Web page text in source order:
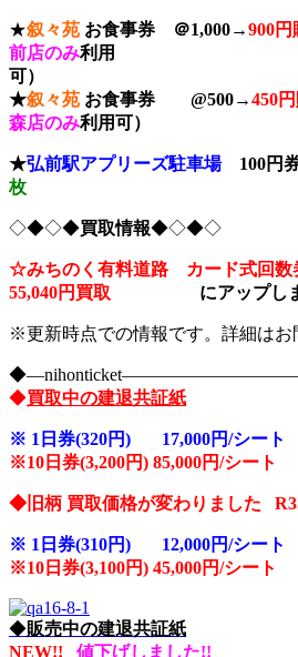
★叙々苑 お食事券 ＠1,000→900円
前店のみ利用
★叙々苑 お食事券 @500→450
森店のみ利用可）
★弘前駅アプリーズ駐車場 100円
枚
◇◆◇◆買取情報◆◇◆◇
☆みちのく有料道路 カード式回
55,040円買取 にアップし
※更新時点での情報です。詳細は
◆買取中の建退共証紙
※ 1日券(320円) 17,000円/シート
※10 日券(3,200円) 85,000円/シート
◆旧柄 買取価格が変わりました
※ 1日券(310円) 12,000円/シート
※10 日券(3,100円) 45,000円/シート
◆販売中の建退共証紙
NEW!! 値下げしました!!